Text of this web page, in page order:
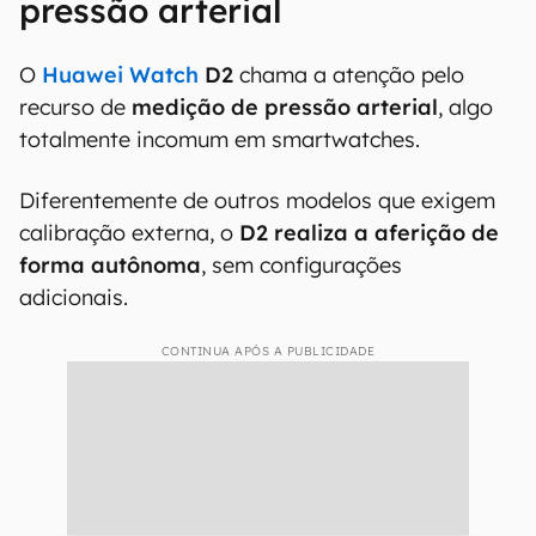
pressão arterial
O Huawei Watch D2 chama a atenção pelo
recurso de medição de pressão arterial, algo
totalmente incomum em smartwatches.
Diferentemente de outros modelos que exigem
calibração externa, o D2 realiza a aferição de
forma autônoma, sem configurações
adicionais.
CONTINUA APÓS A PUBLICIDADE